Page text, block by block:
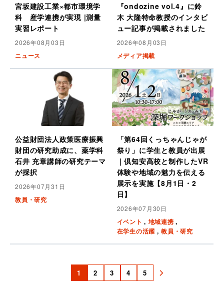
宮坂建設工業×都市環境学
科 産学連携が実現 |測量
実習レポート
2026年08月03日
ニュース
『ondozine vol.4』に鈴
木 大隆特命教授のインタビ
ュー記事が掲載されました
2026年08月03日
メディア掲載
公益財団法人政策医療振興
財団の研究助成に、薬学科
石井 充章講師の研究テーマ
が採択
2026年07月31日
教員・研究
「第64回くっちゃんじゃが
祭り」に学生と教員が出展
｜倶知安高校と制作したVR
体験や地域の魅力を伝える
展示を実施【8月1日・2
日】
2026年07月30日
イベント
地域連携
在学生の活躍
教員・研究
1 2 3 4 5
次